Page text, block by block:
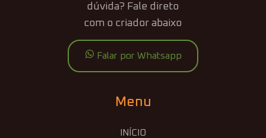
dúvida? Fale direto
com o criador abaixo
Falar por Whatsapp
Menu
INÍCIO